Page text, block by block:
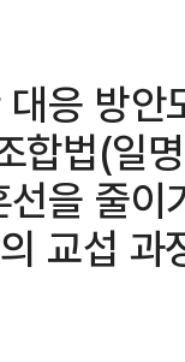
응 방
합법(일
을 줄
교섭